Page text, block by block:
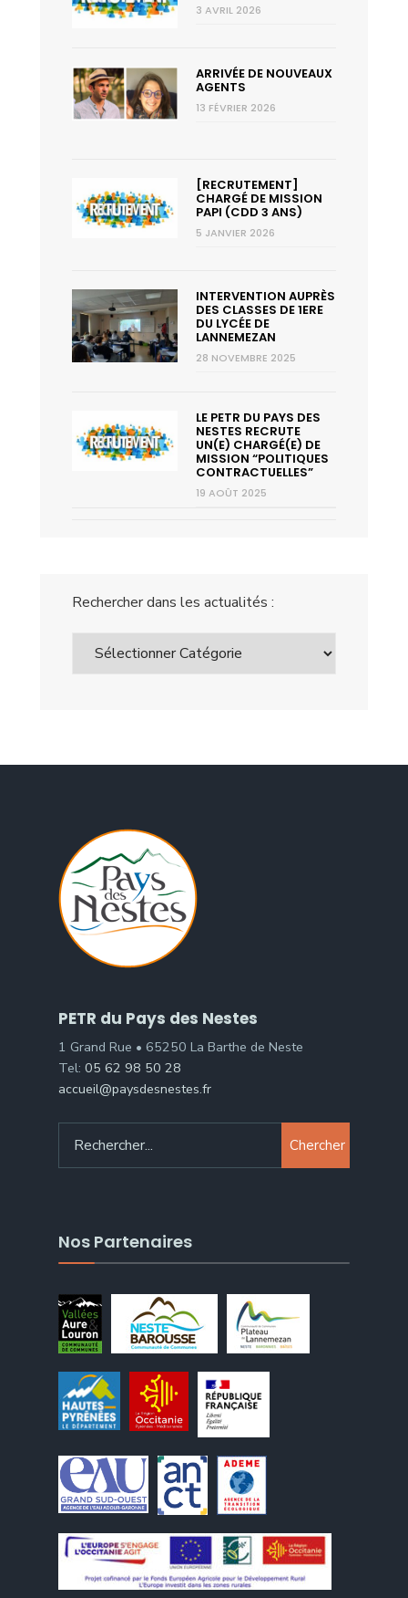
3 AVRIL 2026
ARRIVÉE DE NOUVEAUX
AGENTS
13 FÉVRIER 2026
[RECRUTEMENT]
CHARGÉ DE MISSION
PAPI (CDD 3 ANS)
5 JANVIER 2026
INTERVENTION AUPRÈS
DES CLASSES DE 1ERE
DU LYCÉE DE
LANNEMEZAN
28 NOVEMBRE 2025
LE PETR DU PAYS DES
NESTES RECRUTE
UN(E) CHARGÉ(E) DE
MISSION “POLITIQUES
CONTRACTUELLES”
19 AOÛT 2025
Rechercher dans les actualités :
PETR du Pays des Nestes
1 Grand Rue • 65250 La Barthe de Neste
Tel: 05 62 98 50 28
accueil@paysdesnestes.fr
Chercher
Nos Partenaires